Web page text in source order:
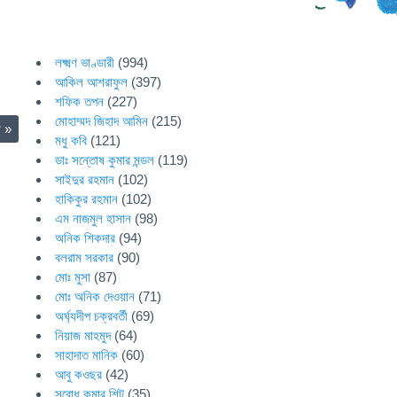
»
লক্ষ্মণ ভাণ্ডারী (994)
আকিল আশরাফুল (397)
শফিক তপন (227)
মোহাম্মদ জিহাদ আমিন (215)
মধু কবি (121)
ডাঃ সন্তোষ কুমার মন্ডল (119)
সাইদুর রহমান (102)
হাকিকুর রহমান (102)
এম নাজমুল হাসান (98)
অনিক শিকদার (94)
বলরাম সরকার (90)
মোঃ মুসা (87)
মোঃ অনিক দেওয়ান (71)
অর্ঘ্যদীপ চক্রবর্তী (69)
নিয়াজ মাহমুদ(64)
সাহাদাত মানিক (60)
আবু কওছর (42)
সুবোধ কুমার শিট (35)